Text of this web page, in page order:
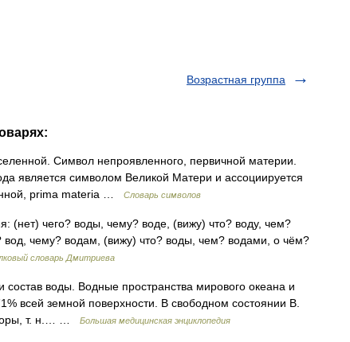
Возрастная группа
Символ непроявленного, первичной материи.
является символом Великой Матери и ассоциируется
prima materia …
Словарь символов
чего? воды, чему? воде, (вижу) что? воду, чем?
чему? водам, (вижу) что? воды, чем? водами, о чём?
словарь Дмитриева
воды. Водные пространства мирового океана и
всей земной поверхности. В свободном состоянии В.
т. н.… …
Большая медицинская энциклопедия